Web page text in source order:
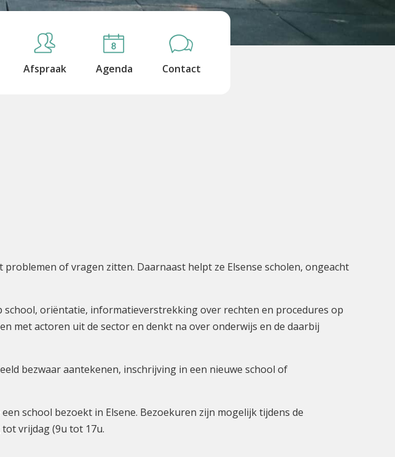
Afspraak Agenda Contact
of vragen zitten. Daarnaast helpt ze Elsense scholen, ongeacht
oriëntatie, informatieverstrekking over rechten en procedures op
met actoren uit de sector en denkt na over onderwijs en de daarbij
bezwaar aantekenen, inschrijving in een nieuwe school of
school bezoekt in Elsene. Bezoekuren zijn mogelijk tijdens de
vrijdag (9u tot 17u.